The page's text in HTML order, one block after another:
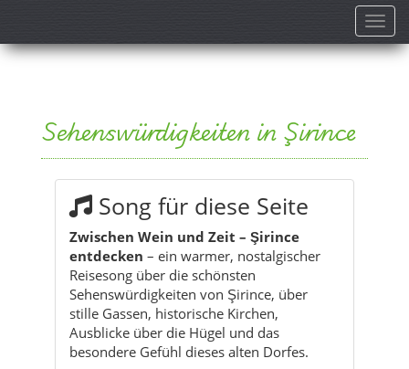
Sehenswürdigkeiten in Şirince
Song für diese Seite
Zwischen Wein und Zeit – Şirince
entdecken – ein warmer, nostalgischer
Reisesong über die schönsten
Sehenswürdigkeiten von Şirince, über
stille Gassen, historische Kirchen,
Ausblicke über die Hügel und das
besondere Gefühl dieses alten Dorfes.